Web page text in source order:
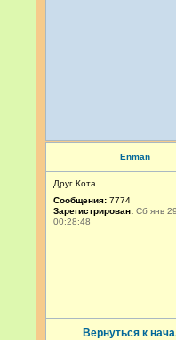
Enman
Друг Кота
Сообщения: 7774
Зарегистрирован: Сб янв
00:28:48
Вернуться к